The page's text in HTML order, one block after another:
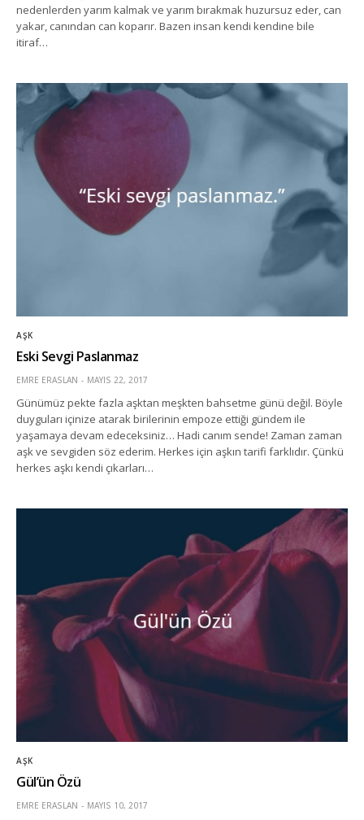
nedenlerden yarım kalmak ve yarım bırakmak huzursuz eder, can
yakar, canından can koparır. Bazen insan kendi kendine bile
itiraf…
AŞK
Eski Sevgi Paslanmaz
EMRE ERASLAN MAYIS 22, 2017
Günümüz pekte fazla aşktan meşkten bahsetme günü değil. Böyle
duyguları içinize atarak birilerinin empoze ettiği gündem ile
yaşamaya devam edeceksiniz… Hadi canım sende! Zaman zaman
aşk ve sevgiden söz ederim. Herkes için aşkın tarifi farklıdır. Çünkü
herkes aşkı kendi çıkarları…
AŞK
Gül’ün Özü
EMRE ERASLAN MAYIS 10, 2017